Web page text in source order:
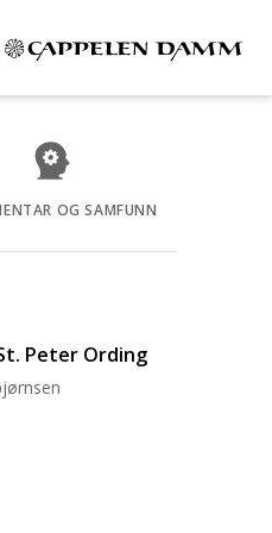
OG SAMFUNN
Peter Ording